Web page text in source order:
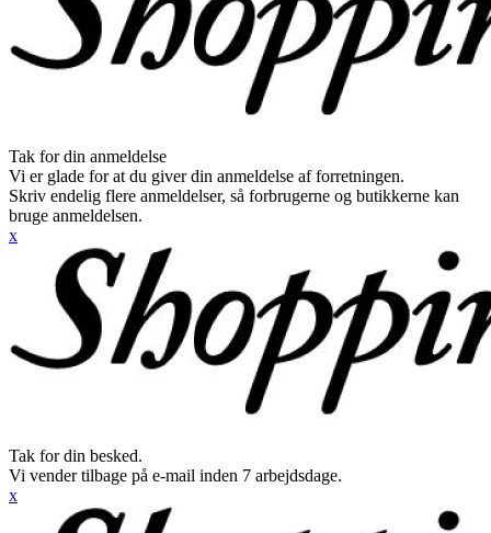
Tak for din anmeldelse
Vi er glade for at du giver din anmeldelse af forretningen.
Skriv endelig flere anmeldelser, så forbrugerne og butikkerne kan
bruge anmeldelsen.
x
Tak for din besked.
Vi vender tilbage på e-mail inden 7 arbejdsdage.
x